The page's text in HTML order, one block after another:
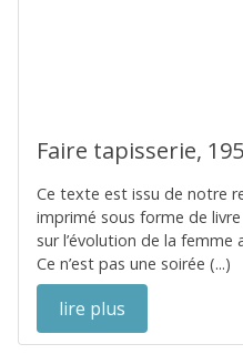
Faire tapisserie,
Ce texte est issu de notre
imprimé sous forme de
sur l’évolution de la femme
Ce n’est pas une soirée (...)
lire plus